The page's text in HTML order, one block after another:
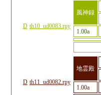
D th10_ud0083.rpy
風神録
1.00a
D th11_ud0082.rpy
地霊殿
1.00a